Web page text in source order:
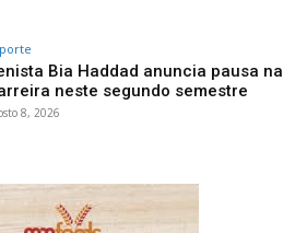
Bia Haddad anuncia pausa na
neste segundo semestre
8, 2026